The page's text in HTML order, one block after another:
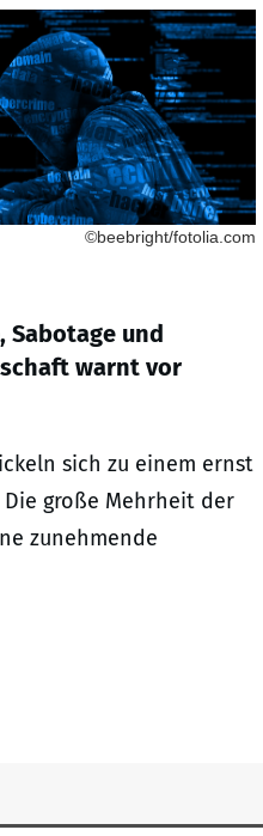
©beebright/fotolia.com
Sabotage und
warnt vor
sich zu einem ernst
große Mehrheit der
zunehmende